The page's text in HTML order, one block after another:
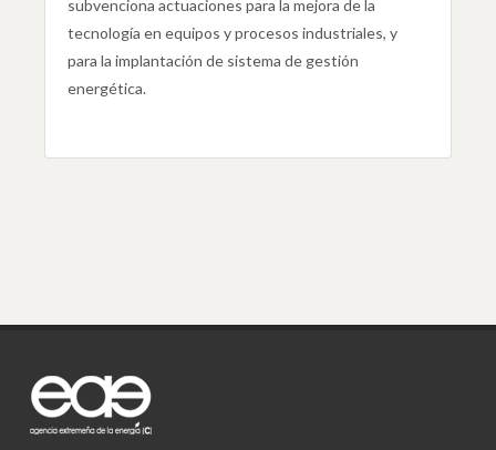
subvenciona actuaciones para la mejora de la
tecnología en equipos y procesos industriales, y
para la implantación de sistema de gestión
energética.